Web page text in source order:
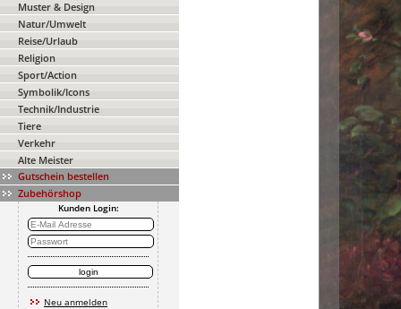
Muster & Design
Natur/Umwelt
Reise/Urlaub
Religion
Sport/Action
Symbolik/Icons
Technik/Industrie
Tiere
Verkehr
Alte Meister
Gutschein bestellen
Zubehörshop
Kunden Login:
Neu anmelden